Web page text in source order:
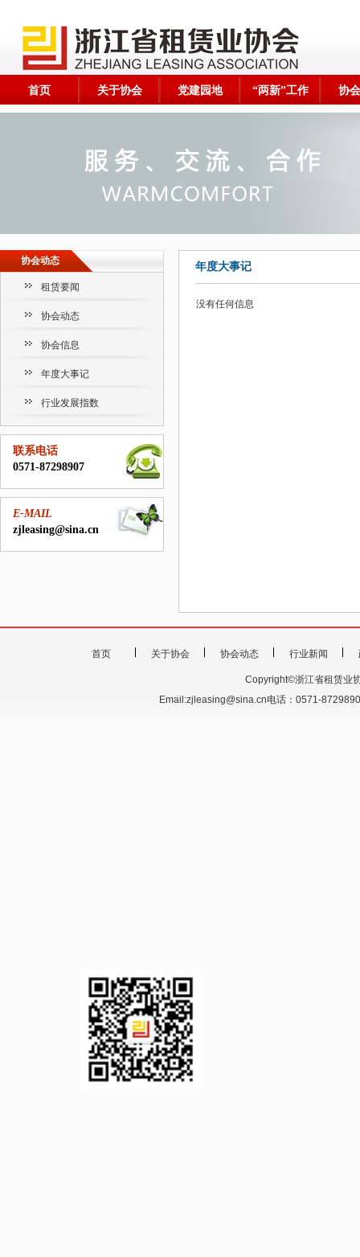
首页 关于协会 党建园地 “两新”工作 协
协会动态
租赁要闻
协会动态
协会信息
年度大事记
行业发展指数
联系电话
0571-87298907
E-MAIL
zjleasing@sina.cn
年度大事记
没有任何信息
首页 关于协会 协会动态 行业新闻
Copyright©浙江省租赁业
Email:zjleasing@sina.cn电话：0571-